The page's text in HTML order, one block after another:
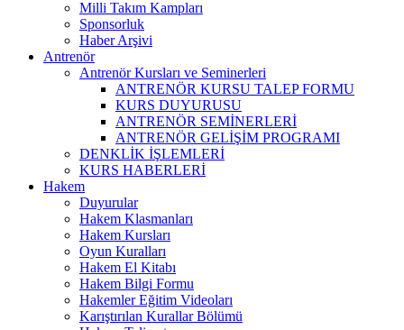
Milli Takım Kampları
Sponsorluk
Haber Arşivi
Antrenör
Antrenör Kursları ve Seminerleri
ANTRENÖR KURSU TALEP FORMU
KURS DUYURUSU
ANTRENÖR SEMİNERLERİ
ANTRENÖR GELİŞİM PROGRAMI
DENKLİK İŞLEMLERİ
KURS HABERLERİ
Hakem
Duyurular
Hakem Klasmanları
Hakem Kursları
Oyun Kuralları
Hakem El Kitabı
Hakem Bilgi Formu
Hakemler Eğitim Videoları
Karıştırılan Kurallar Bölümü